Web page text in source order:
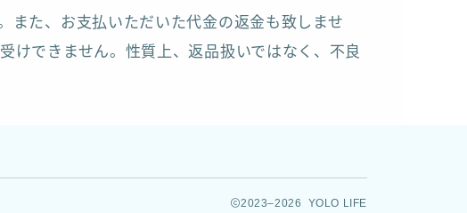
また、お支払いただいた代金の返金も致しませ
けできません。性質上、返品扱いではなく、不良
2023–2026 YOLO LIFE